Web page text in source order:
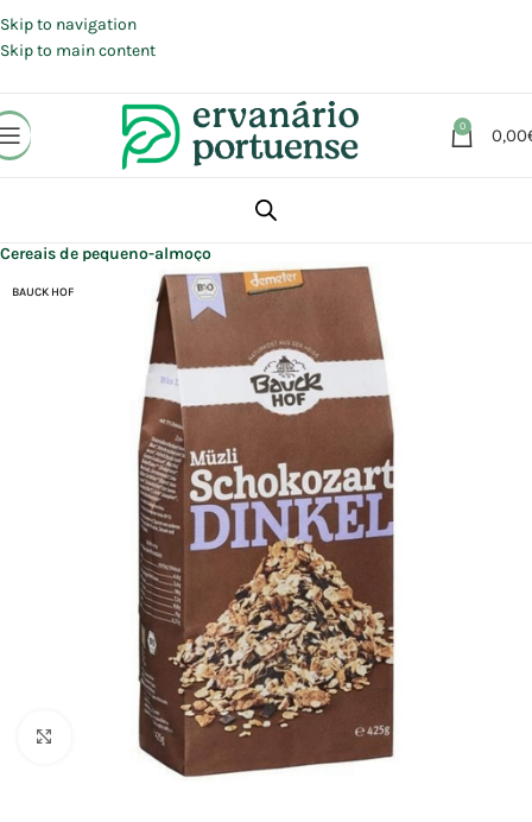
Skip to navigation
Skip to main content
0 0,00
Pequeno-almoço
Cereais de pequeno-almoço
BAUCK HOF
Click to enlarge